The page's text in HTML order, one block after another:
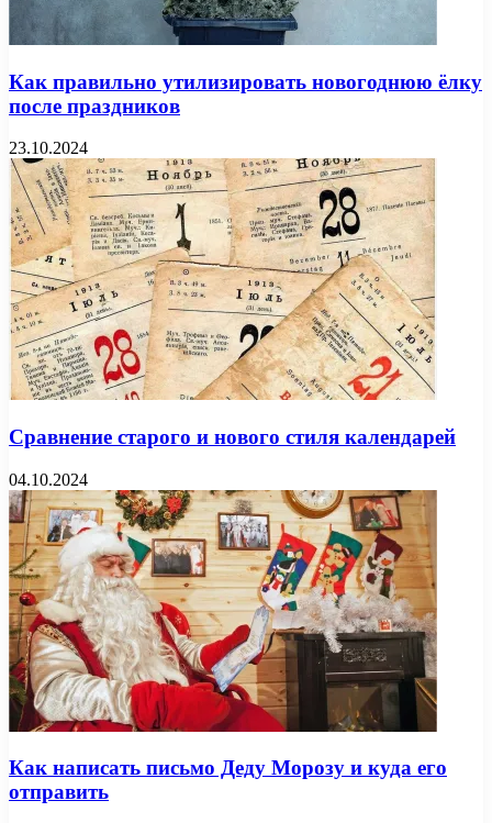
Как правильно утилизировать новогоднюю ёлку
после праздников
23.10.2024
Сравнение старого и нового стиля календарей
04.10.2024
Как написать письмо Деду Морозу и куда его
отправить